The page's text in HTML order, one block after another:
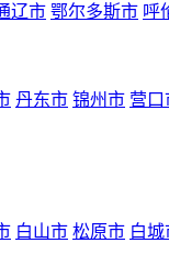
辽市 鄂尔多斯市 呼
丹东市 锦州市 营口
白山市 松原市 白城